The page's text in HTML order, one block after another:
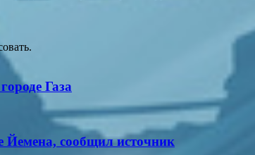
Газа
Йемена, сообщил источник